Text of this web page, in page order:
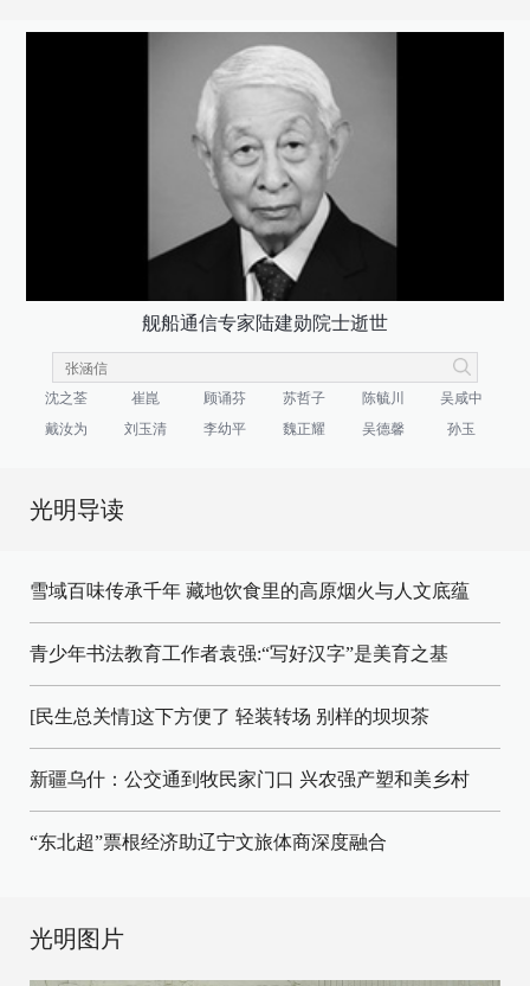
舰船通信专家陆建勋院士逝世
沈之荃 崔崑 顾诵芬 苏哲子 陈毓川
吴咸中
戴汝为
刘玉清 李幼平 魏正耀 吴德馨 孙玉
光明导读
雪域百味传承千年 藏地饮食里的高原烟火与人文底蕴
青少年书法教育工作者袁强:“写好汉字”是美育之基
[民生总关情]这下方便了 轻装转场 别样的坝坝茶
新疆乌什：公交通到牧民家门口 兴农强产塑和美乡村
“东北超”票根经济助辽宁文旅体商深度融合
光明图片